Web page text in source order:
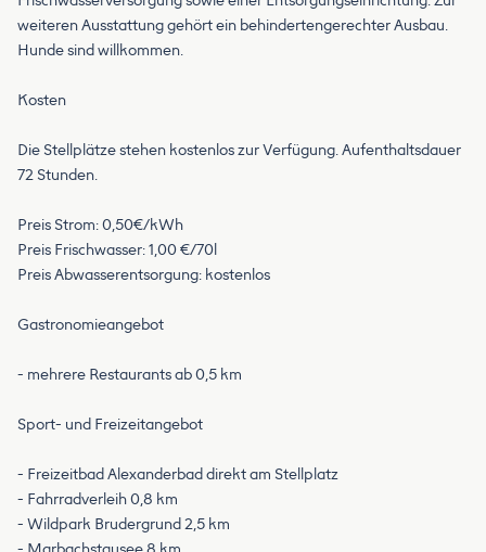
weiteren Ausstattung gehört ein behindertengerechter Ausbau.
Hunde sind willkommen.
Kosten
Die Stellplätze stehen kostenlos zur Verfügung. Aufenthaltsdauer
72 Stunden.
Preis Strom: 0,50€/kWh
Preis Frischwasser: 1,00 €/70l
Preis Abwasserentsorgung: kostenlos
Gastronomieangebot
- mehrere Restaurants ab 0,5 km
Sport- und Freizeitangebot
- Freizeitbad Alexanderbad direkt am Stellplatz
- Fahrradverleih 0,8 km
- Wildpark Brudergrund 2,5 km